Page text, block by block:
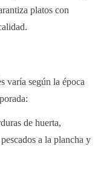
platos con
varía según la época
de huerta,
a la plancha y